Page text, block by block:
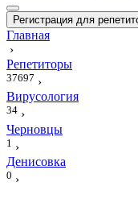
Регистрация для
Главная
›
Репетиторы
37697 ›
Вирусология
34 ›
Черновцы
1 ›
Денисовка
0 ›